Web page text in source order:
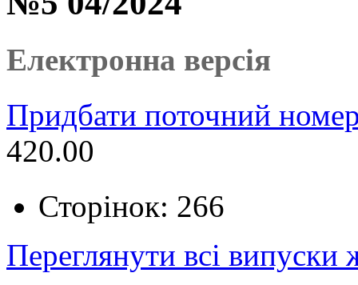
Електронна версія
Придбати поточний
420.00
Сторінок: 266
Переглянути всі випуски